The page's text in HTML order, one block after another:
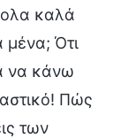
καλά
μένα; Ότι
να κάνω
Πώς
των